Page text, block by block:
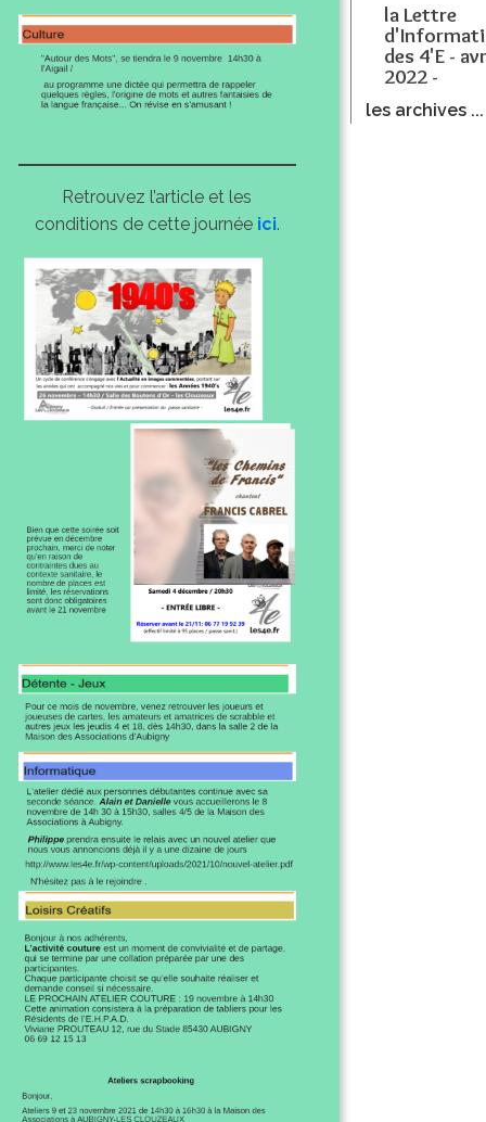
Retrouvez l’article et les
conditions de cette journée ici.
la Lettre
des 4'E -
2022 -
les archives ...